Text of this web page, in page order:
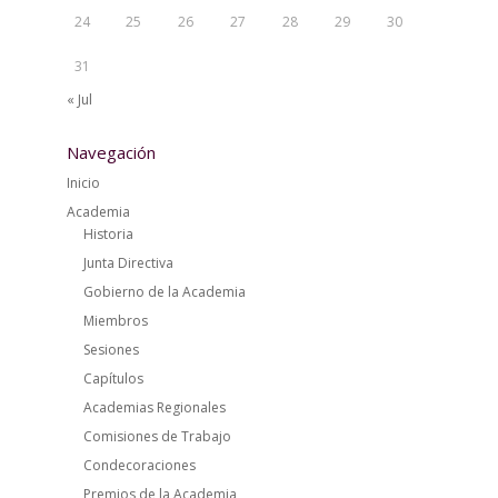
24 25 26 27 28 29 30
31
« Jul
Navegación
Inicio
Academia
Historia
Junta Directiva
Gobierno de la Academia
Miembros
Sesiones
Capítulos
Academias Regionales
Comisiones de Trabajo
Condecoraciones
Premios de la Academia